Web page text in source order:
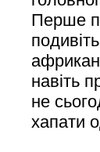
Перше
навіть
не
хапати